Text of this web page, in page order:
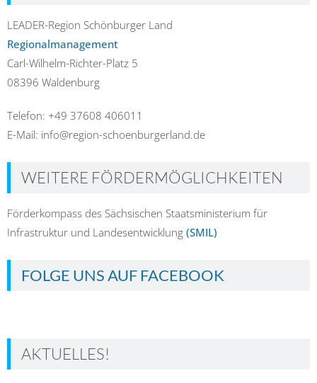
LEADER-Region Schönburger Land
Regionalmanagement
Carl-Wilhelm-Richter-Platz 5
08396 Waldenburg
Telefon: +49 37608 406011
E-Mail: info@region-schoenburgerland.de
WEITERE FÖRDERMÖGLICHKEITEN
Förderkompass des Sächsischen Staatsministerium für
Infrastruktur und Landesentwicklung (SMIL)
FOLGE UNS AUF FACEBOOK
AKTUELLES!